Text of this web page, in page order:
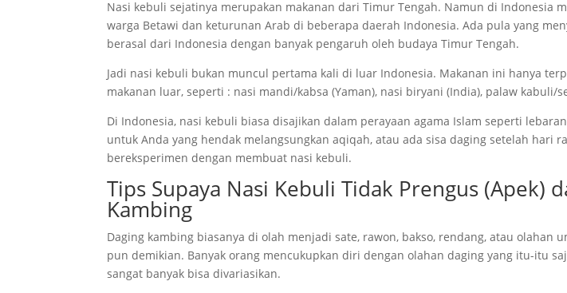
Nasi kebuli sejatinya merupakan makanan dari Timur Tengah. Namun di Indonesia
warga Betawi dan keturunan Arab di beberapa daerah Indonesia. Ada pula yang
berasal dari Indonesia dengan banyak pengaruh oleh budaya Timur Tengah.
Jadi nasi kebuli bukan muncul pertama kali di luar Indonesia. Makanan ini hanya
makanan luar, seperti : nasi mandi/kabsa (Yaman), nasi biryani (India), palaw kabuli/
Di Indonesia, nasi kebuli biasa disajikan dalam perayaan agama Islam seperti
untuk Anda yang hendak melangsungkan aqiqah, atau ada sisa daging setelah hari
bereksperimen dengan membuat nasi kebuli.
Tips Supaya Nasi Kebuli Tidak Prengus (Apek)
Kambing
Daging kambing biasanya di olah menjadi sate, rawon, bakso, rendang, atau olahan
pun demikian. Banyak orang mencukupkan diri dengan olahan daging yang itu-itu
sangat banyak bisa divariasikan.